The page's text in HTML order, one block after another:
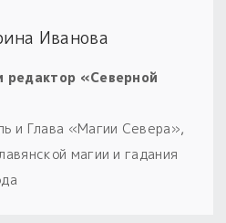
Иванова
редактор «Северной
и Глава «Магии Севера»,
магии и гадания